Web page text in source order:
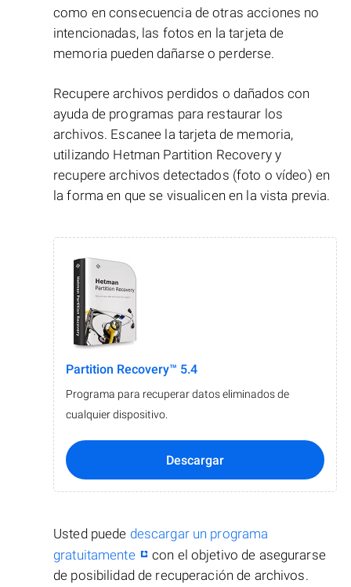
como en consecuencia de otras acciones no
intencionadas, las fotos en la tarjeta de
memoria pueden dañarse o perderse.
Recupere archivos perdidos o dañados con
ayuda de programas para restaurar los
archivos. Escanee la tarjeta de memoria,
utilizando Hetman Partition Recovery y
recupere archivos detectados (foto o vídeo) en
la forma en que se visualicen en la vista previa.
Partition Recovery™ 5.4
Programa para recuperar datos eliminados de
cualquier dispositivo.
Descargar
Usted puede descargar un programa
gratuitamente
con el objetivo de asegurarse
de posibilidad de recuperación de archivos.